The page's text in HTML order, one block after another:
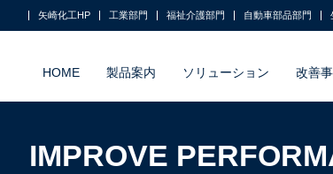
矢崎化工HP 工業部門 福祉介護部門 自動車部品部門
HOME 製品案内 ソリューション 改善
IMPROVE